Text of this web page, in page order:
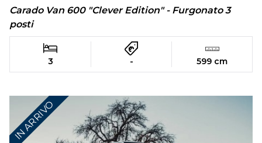
Carado Van 600 "Clever Edition" - Furgonato 3
posti
3 - 599 cm
IN ARRIVO